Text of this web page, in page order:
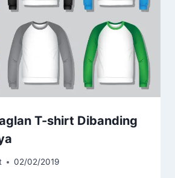
T-shirt Dibanding
02/02/2019